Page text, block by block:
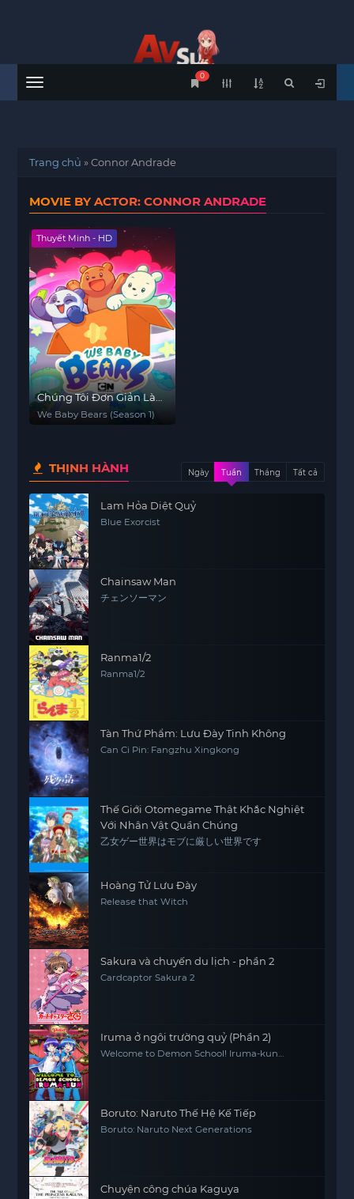
Menu
0
Trang chủ »Connor Andrade
MOVIE BY ACTOR: CONNOR ANDRADE
Thuyết Minh - HD
Chúng Tôi Đơn Giản Là
Gấu Con (Phần 1)
We Baby Bears (Season 1)
THỊNH HÀNH Ngày Tuần Tháng Tất cả
Lam Hỏa Diệt Quỷ
Blue Exorcist
Chainsaw Man
チェンソーマン
Ranma1/2
Ranma1/2
Tàn Thứ Phẩm: Lưu Đày Tinh Không
Can Ci Pin: Fangzhu Xingkong
Thế Giới Otomegame Thật Khắc Nghiệt
Với Nhân Vật Quần Chúng
乙女ゲー世界はモブに厳しい世界です
Hoàng Tử Lưu Đày
Release that Witch
Sakura và chuyến du lịch - phần 2
Cardcaptor Sakura 2
Iruma ở ngôi trường quỷ (Phần 2)
Welcome to Demon School! Iruma-kun
Boruto: Naruto Thế Hệ Kế Tiếp
Boruto: Naruto Next Generations
Chuyện công chúa Kaguya